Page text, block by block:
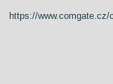
https://www.comgate.cz/